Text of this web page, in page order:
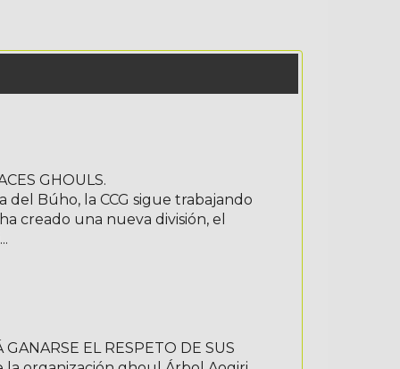
GHOULS.
Búho, la CCG sigue trabajando
creado una nueva división, el
EL RESPETO DE SUS